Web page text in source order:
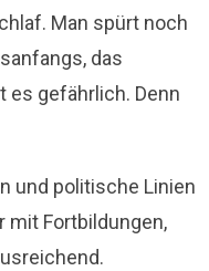
Man spürt noch
das
es gefährlich. Denn
und politische Linien
mit Fortbildungen,